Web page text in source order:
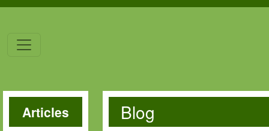
Articles Blog